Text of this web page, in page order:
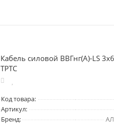
Кабель силовой ВВГнг(А)-LS
ТРТС
Код товара:
Артикул:
Бренд: